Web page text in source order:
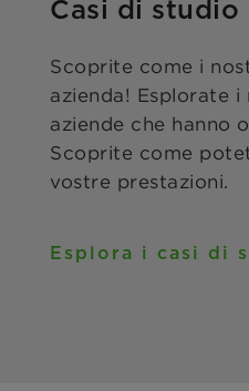
Casi di studio
Scoprite come i
azienda! Esplorate
aziende che hanno
Scoprite come
vostre prestazioni.
Esplora i casi di